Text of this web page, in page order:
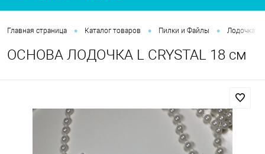
Главная страница • Каталог товаров • Пилки и Файлы • Лодочка
ОСНОВА ЛОДОЧКА L CRYSTAL 18 см